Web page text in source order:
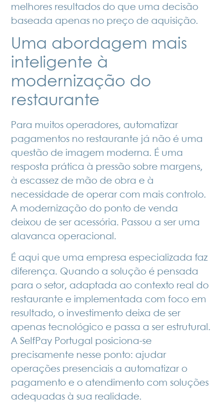
melhores resultados do que uma decisão
baseada apenas no preço de aquisição.
Uma abordagem mais
inteligente à
modernização do
restaurante
Para muitos operadores, automatizar
pagamentos no restaurante já não é uma
questão de imagem moderna. É uma
resposta prática à pressão sobre margens,
à escassez de mão de obra e à
necessidade de operar com mais controlo.
A modernização do ponto de venda
deixou de ser acessória. Passou a ser uma
alavanca operacional.
É aqui que uma empresa especializada faz
diferença. Quando a solução é pensada
para o setor, adaptada ao contexto real do
restaurante e implementada com foco em
resultado, o investimento deixa de ser
apenas tecnológico e passa a ser estrutural.
A SelfPay Portugal posiciona-se
precisamente nesse ponto: ajudar
operações presenciais a automatizar o
pagamento e o atendimento com soluções
adequadas à sua realidade.